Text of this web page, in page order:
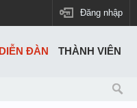
Đăng nhập
DIỄN ĐÀN THÀNH VIÊN